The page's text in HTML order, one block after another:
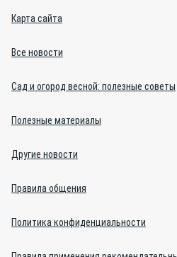
Карта сайта
Все новости
Сад и огород весной: полезные советы
Полезные материалы
Другие новости
Правила общения
Политика конфиденциальности